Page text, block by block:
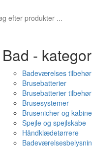
Bad -
Badeværelses tilbehør
Brusebatterier
Brusebatterier tilbehør
Brusesystemer
Brusenicher og
Spejle og spejlskabe
Håndklædetørrere